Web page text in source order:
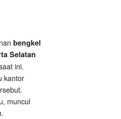
on
Jakartabengkel
Selatan
ini.
kantor
muncul